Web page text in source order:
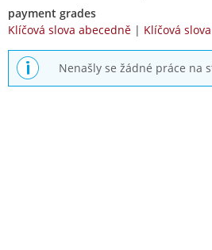
payment grades
Klíčová slova abecedně | Klíčová
Nenašly se žádné práce na